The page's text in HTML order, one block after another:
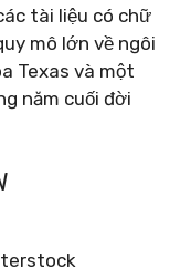
tài liệu có chữ
mô lớn về ngôi
Texas và một
năm cuối đời